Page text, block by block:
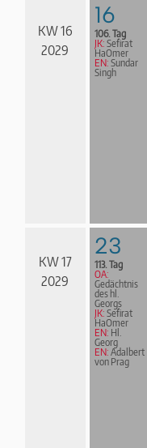
KW 16
2029
16
106. Tag
JK: Sefirat
HaOmer
EN: Sundar
Singh
KW 17
2029
23
113. Tag
OA:
Gedächtnis
des hl.
Georgs
JK: Sefirat
HaOmer
EN: Hl.
Georg
EN: Adalbert
von Prag